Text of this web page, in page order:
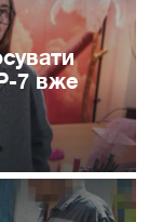
7 вже